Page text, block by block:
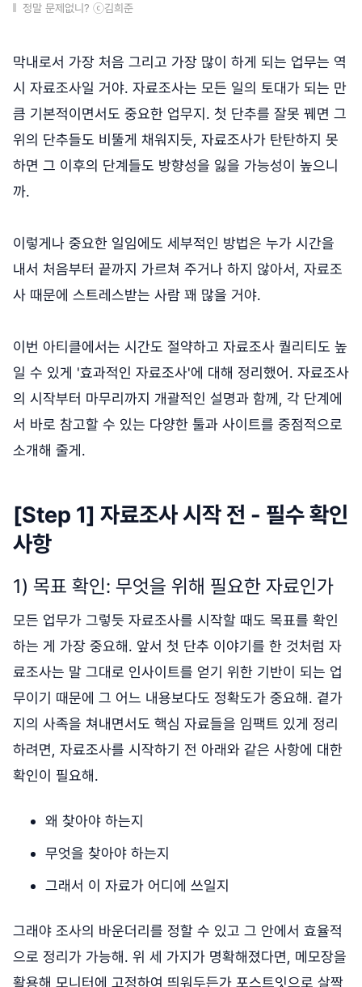
정말 문제없니? ⓒ김희준
막내로서 가장 처음 그리고 가장 많이 하게 되는 업무는 역
시 자료조사일 거야. 자료조사는 모든 일의 토대가 되는 만
큼 기본적이면서도 중요한 업무지. 첫 단추를 잘못 꿰면 그
위의 단추들도 비뚤게 채워지듯, 자료조사가 탄탄하지 못
하면 그 이후의 단계들도 방향성을 잃을 가능성이 높으니
까.
이렇게나 중요한 일임에도 세부적인 방법은 누가 시간을
내서 처음부터 끝까지 가르쳐 주거나 하지 않아서, 자료조
사 때문에 스트레스받는 사람 꽤 많을 거야.
이번 아티클에서는 시간도 절약하고 자료조사 퀄리티도 높
일 수 있게 '효과적인 자료조사'에 대해 정리했어. 자료조사
의 시작부터 마무리까지 개괄적인 설명과 함께, 각 단계에
서 바로 참고할 수 있는 다양한 툴과 사이트를 중점적으로
소개해 줄게.
[Step 1] 자료조사 시작 전 - 필수 확인
사항
1) 목표 확인: 무엇을 위해 필요한 자료인가
모든 업무가 그렇듯 자료조사를 시작할 때도 목표를 확인
하는 게 가장 중요해. 앞서 첫 단추 이야기를 한 것처럼 자
료조사는 말 그대로 인사이트를 얻기 위한 기반이 되는 업
무이기 때문에 그 어느 내용보다도 정확도가 중요해. 곁가
지의 사족을 쳐내면서도 핵심 자료들을 임팩트 있게 정리
하려면, 자료조사를 시작하기 전 아래와 같은 사항에 대한
확인이 필요해.
왜 찾아야 하는지
무엇을 찾아야 하는지
그래서 이 자료가 어디에 쓰일지
그래야 조사의 바운더리를 정할 수 있고 그 안에서 효율적
으로 정리가 가능해. 위 세 가지가 명확해졌다면, 메모장을
활용해 모니터에 고정하여 띄워두든가 포스트잇으로 살짝